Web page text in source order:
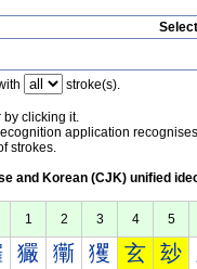
stroke(s).
by clicking it.
application
strokes.
and Korean (CJK) unified
1 2 3 4 5
玁 玂 玃 玄 玅